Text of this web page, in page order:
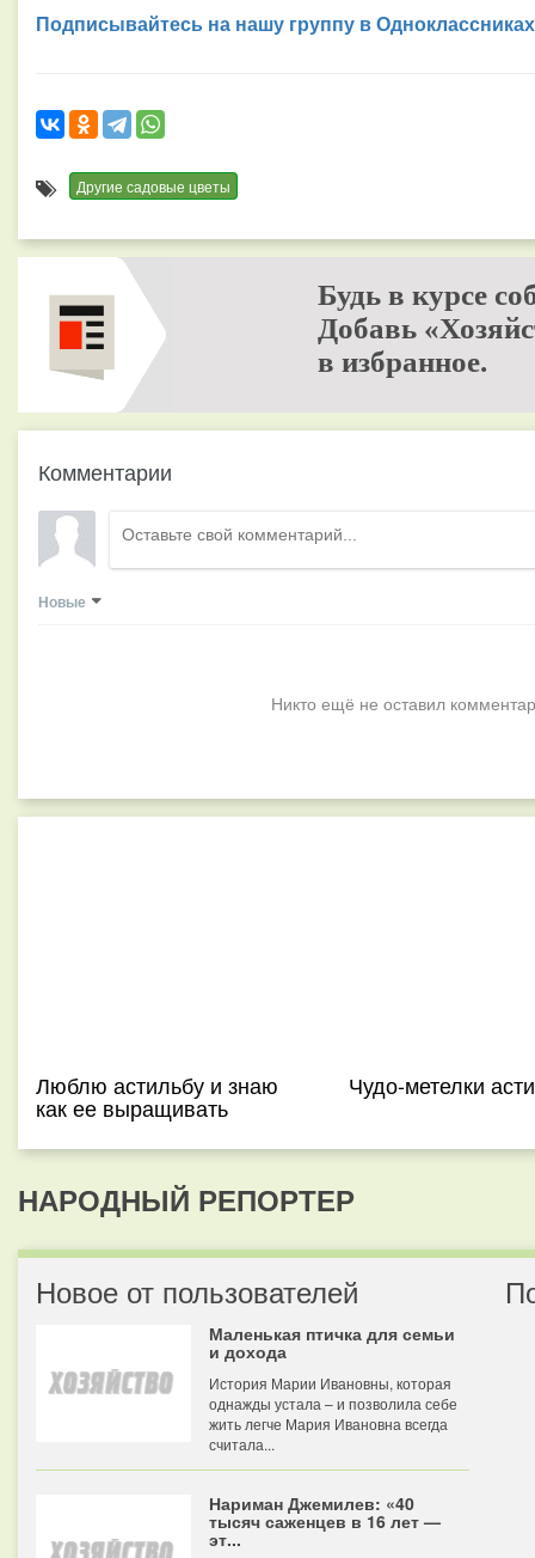
Подписывайтесь на нашу группу в Одноклассниках
Другие садовые цветы
Будь в курсе
Добавь
в избранное.
Комментарии
Новые
Никто ещё не оставил
Люблю астильбу и знаю
как ее выращивать
Чудо-метелки
НАРОДНЫЙ РЕПОРТЕР
Новое от пользователей
Маленькая птичка для семьи
и дохода
История Марии Ивановны, которая
однажды устала – и позволила себе
жить легче Мария Ивановна всегда
считала...
Нариман Джемилев: «40
тысяч саженцев в 16 лет —
эт...